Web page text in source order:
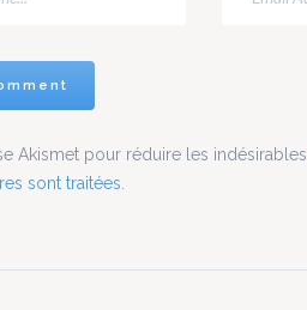
Akismet pour réduire les indésirables.
sont traitées